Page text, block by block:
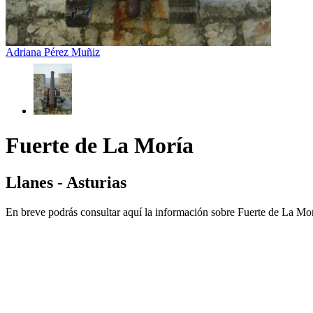
Adriana Pérez Muñiz
Fuerte de La Moría
Llanes - Asturias
En breve podrás consultar aquí la información sobre Fuerte de La